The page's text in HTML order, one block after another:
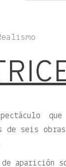
de seis
de aparición